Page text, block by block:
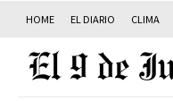
HOME EL DIARIO CLIMA